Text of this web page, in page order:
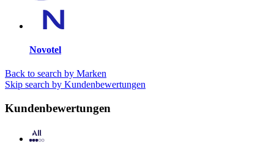
Novotel
Back to search by Marken
Skip search by Kundenbewertungen
Kundenbewertungen